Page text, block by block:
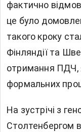
фактично
це було
такого кроку
Фінляндії та
отримання ПДЧ,
формальних
На зустрічі з
Столтенбергом в